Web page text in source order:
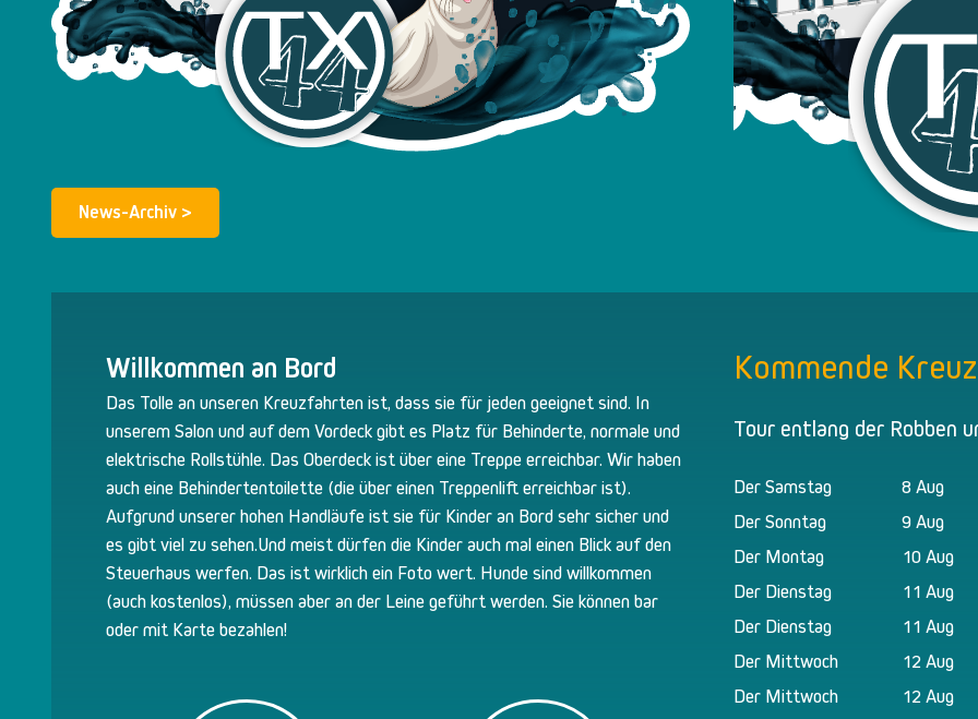
News-Archiv >
Willkommen an Bord
Das Tolle an unseren Kreuzfahrten ist, dass sie für jeden geeignet sind. In
unserem Salon und auf dem Vordeck gibt es Platz für Behinderte, normale und
elektrische Rollstühle. Das Oberdeck ist über eine Treppe erreichbar. Wir haben
auch eine Behindertentoilette (die über einen Treppenlift erreichbar ist).
Aufgrund unserer hohen Handläufe ist sie für Kinder an Bord sehr sicher und
es gibt viel zu sehen.Und meist dürfen die Kinder auch mal einen Blick auf den
Steuerhaus werfen. Das ist wirklich ein Foto wert. Hunde sind willkommen
(auch kostenlos), müssen aber an der Leine geführt werden. Sie können bar
oder mit Karte bezahlen!
Kommende
Tour entlang der Robben
Der Samstag
8 Aug
Der Sonntag
9 Aug
Der Montag
10 Aug
Der Dienstag
11 Aug
Der Dienstag
11 Aug
Der Mittwoch
12 Aug
Der Mittwoch
12 Aug